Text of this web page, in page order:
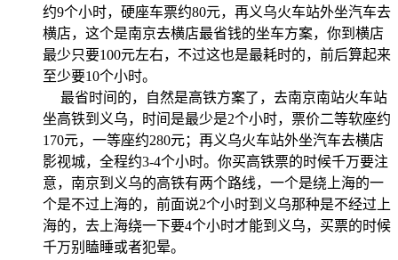
约9个小时，硬座车票约80元，再义乌火车站外坐汽车去
横店，这个是南京去横店最省钱的坐车方案，你到横店
最少只要100元左右，不过这也是最耗时的，前后算起来
至少要10个小时。
最省时间的，自然是高铁方案了，去南京南站火车站
坐高铁到义乌，时间是最少是2个小时，票价二等软座约
170元，一等座约280元；再义乌火车站外坐汽车去横店
影视城，全程约3-4个小时。你买高铁票的时候千万要注
意，南京到义乌的高铁有两个路线，一个是绕上海的一
个是不过上海的，前面说2个小时到义乌那种是不经过上
海的，去上海绕一下要4个小时才能到义乌，买票的时候
千万别瞌睡或者犯晕。